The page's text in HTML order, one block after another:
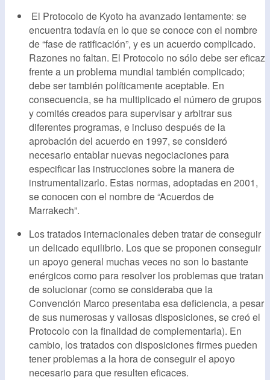
El Protocolo de Kyoto ha avanzado lentamente: se
encuentra todavía en lo que se conoce con el nombre
de “fase de ratificación”, y es un acuerdo complicado.
Razones no faltan. El Protocolo no sólo debe ser eficaz
frente a un problema mundial también complicado;
debe ser también políticamente aceptable. En
consecuencia, se ha multiplicado el número de grupos
y comités creados para supervisar y arbitrar sus
diferentes programas, e incluso después de la
aprobación del acuerdo en 1997, se consideró
necesario entablar nuevas negociaciones para
especificar las instrucciones sobre la manera de
instrumentalizarlo. Estas normas, adoptadas en 2001,
se conocen con el nombre de “Acuerdos de
Marrakech”.
Los tratados internacionales deben tratar de conseguir
un delicado equilibrio. Los que se proponen conseguir
un apoyo general muchas veces no son lo bastante
enérgicos como para resolver los problemas que tratan
de solucionar (como se consideraba que la
Convención Marco presentaba esa deficiencia, a pesar
de sus numerosas y valiosas disposiciones, se creó el
Protocolo con la finalidad de complementarla). En
cambio, los tratados con disposiciones firmes pueden
tener problemas a la hora de conseguir el apoyo
necesario para que resulten eficaces.